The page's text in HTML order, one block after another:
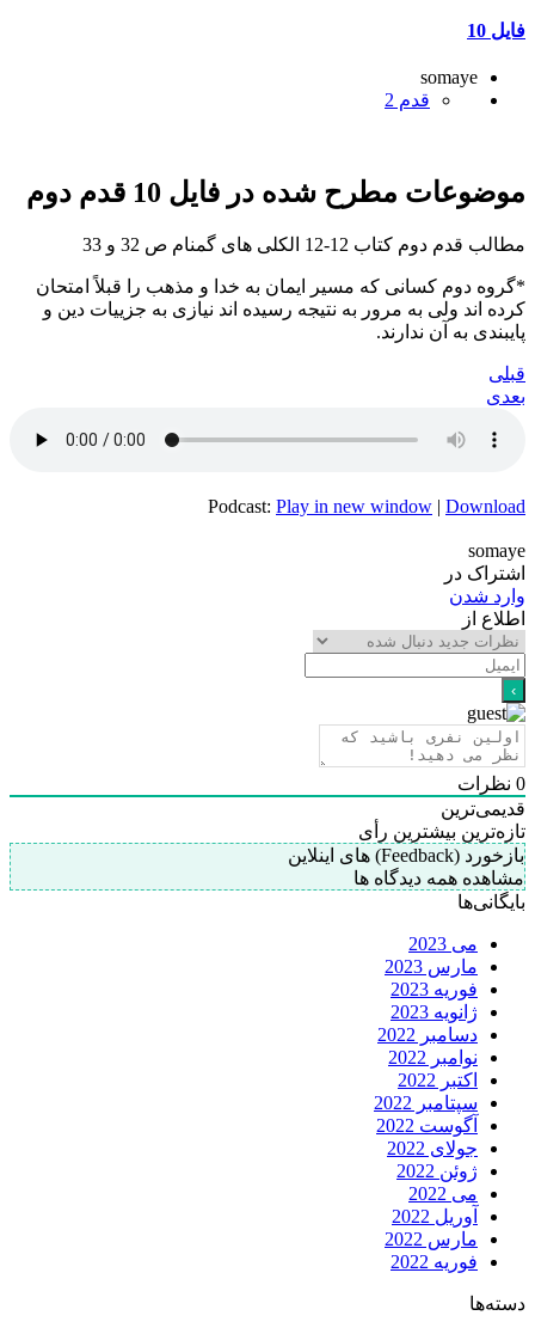
فایل 10
somaye
قدم 2
موضوعات مطرح شده در فایل 10 قدم دوم
مطالب قدم دوم کتاب 12-12 الکلی های گمنام ص 32 و 33
*گروه دوم کسانی که مسیر ایمان به خدا و مذهب را قبلاً امتحان
کرده اند ولی به مرور به نتیجه رسیده اند نیازی به جزییات دین و
پایبندی به آن ندارند.
قبلی
بعدی
Podcast: Play in new window | Download
somaye
اشتراک در
وارد شدن
اطلاع از
0 نظرات
قدیمی‌ترین
تازه‌ترین بیشترین رأی
بازخورد (Feedback) های اینلاین
مشاهده همه دیدگاه ها
بایگانی‌ها
می 2023
مارس 2023
فوریه 2023
ژانویه 2023
دسامبر 2022
نوامبر 2022
اکتبر 2022
سپتامبر 2022
آگوست 2022
جولای 2022
ژوئن 2022
می 2022
آوریل 2022
مارس 2022
فوریه 2022
دسته‌ها